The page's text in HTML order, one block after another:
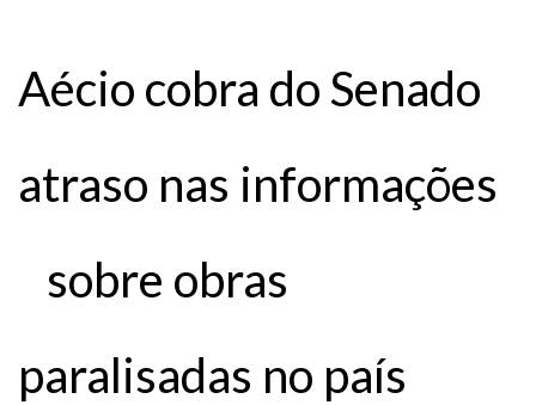
Aécio cobra do Senado
atraso nas informações
sobre obras
paralisadas no país